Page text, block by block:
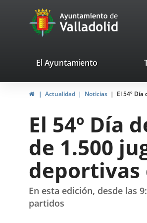
Portal
Web
Ayuntamiento
de
valladolid.es
El Ayuntamiento
InicioActualidad Noticias El 54º
El 54º Día
de 1.500
deportivas
En esta edición, desde las
partidos